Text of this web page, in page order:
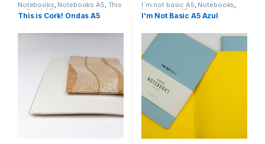
Notebooks, Notebooks A5, This
is Cork! A5
This is Cork! Ondas A5
I´m not basic A5, Notebooks,
Notebooks A5
I’m Not Basic A5 Azul